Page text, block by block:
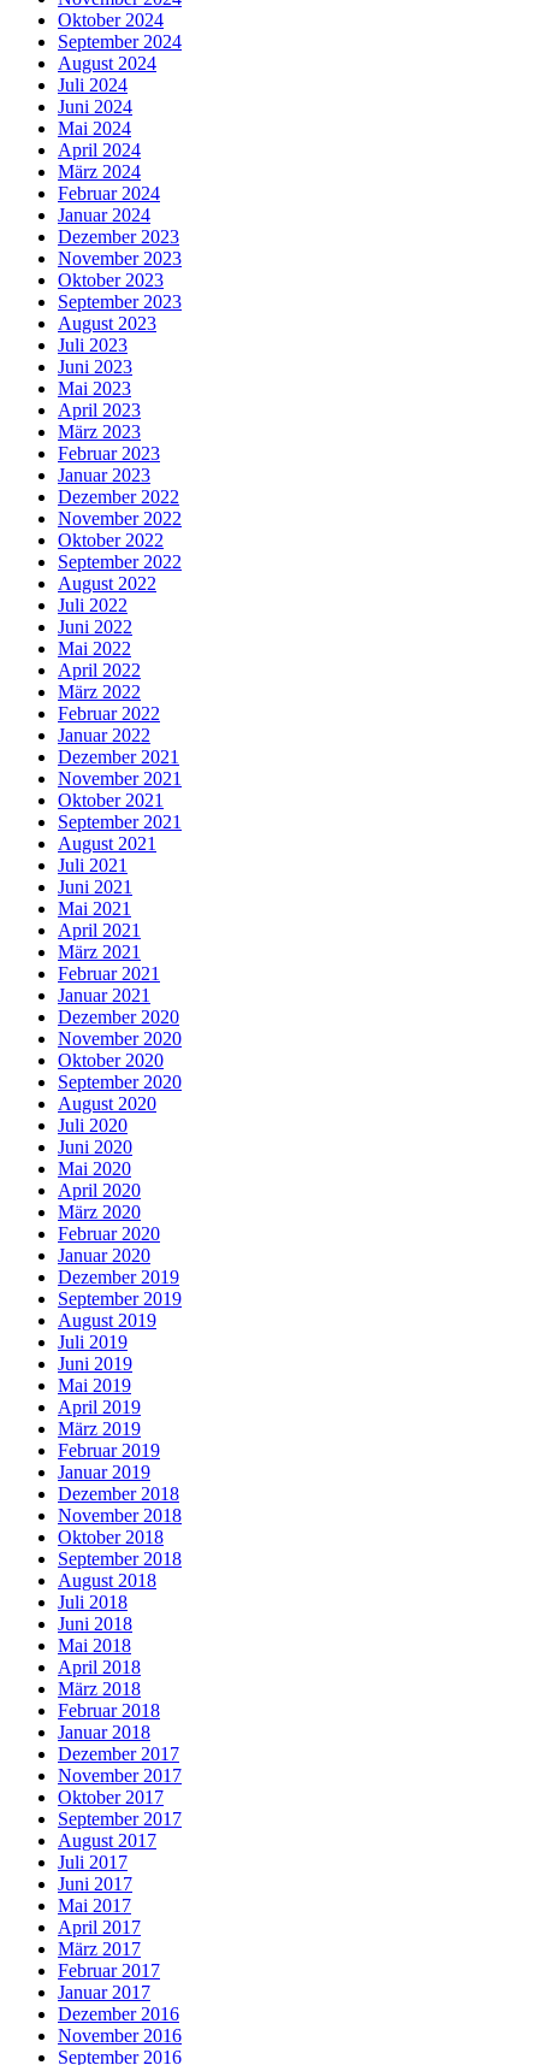
Oktober 2024
September 2024
August 2024
Juli 2024
Juni 2024
Mai 2024
April 2024
März 2024
Februar 2024
Januar 2024
Dezember 2023
November 2023
Oktober 2023
September 2023
August 2023
Juli 2023
Juni 2023
Mai 2023
April 2023
März 2023
Februar 2023
Januar 2023
Dezember 2022
November 2022
Oktober 2022
September 2022
August 2022
Juli 2022
Juni 2022
Mai 2022
April 2022
März 2022
Februar 2022
Januar 2022
Dezember 2021
November 2021
Oktober 2021
September 2021
August 2021
Juli 2021
Juni 2021
Mai 2021
April 2021
März 2021
Februar 2021
Januar 2021
Dezember 2020
November 2020
Oktober 2020
September 2020
August 2020
Juli 2020
Juni 2020
Mai 2020
April 2020
März 2020
Februar 2020
Januar 2020
Dezember 2019
September 2019
August 2019
Juli 2019
Juni 2019
Mai 2019
April 2019
März 2019
Februar 2019
Januar 2019
Dezember 2018
November 2018
Oktober 2018
September 2018
August 2018
Juli 2018
Juni 2018
Mai 2018
April 2018
März 2018
Februar 2018
Januar 2018
Dezember 2017
November 2017
Oktober 2017
September 2017
August 2017
Juli 2017
Juni 2017
Mai 2017
April 2017
März 2017
Februar 2017
Januar 2017
Dezember 2016
November 2016
September 2016